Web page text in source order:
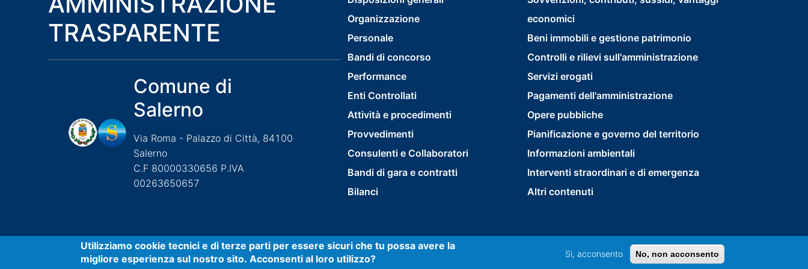
TRASPARENTE
Comune di
Salerno
Via Roma - Palazzo di Città, 84100
Salerno
C.F 80000330656 P.IVA
00263650657
menu
first
Organizzazione
Personale
Bandi di concorso
Performance
Enti Controllati
Attività e procedimenti
Provvedimenti
Consulenti e Collaboratori
Bandi di gara e contratti
Bilanci
menu
second
economici
Beni immobili e gestione patrimonio
Controlli e rilievi sull'amministrazione
Servizi erogati
Pagamenti dell'amministrazione
Opere pubbliche
Pianificazione e governo del territorio
Informazioni ambientali
Interventi straordinari e di emergenza
Altri contenuti
Small
Useful links section
Accessibilità
Utilizziamo cookie tecnici e di terze parti per essere sicuri che tu possa avere la
migliore esperienza sul nostro sito. Acconsenti al loro utilizzo?
Si, acconsento No, non acconsento